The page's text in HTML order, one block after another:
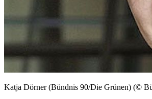
Katja Dörner (Bündnis 90/Die Grünen) (©